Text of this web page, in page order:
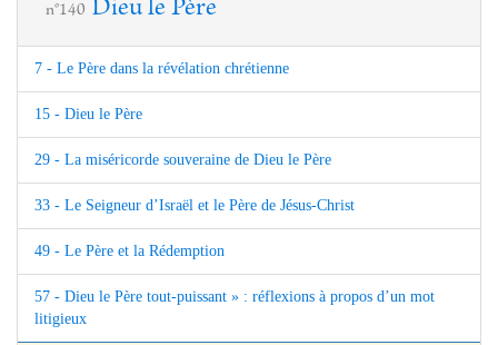
n°140 Dieu le Père
7 - Le Père dans la révélation chrétienne
15 - Dieu le Père
29 - La miséricorde souveraine de Dieu le Père
33 - Le Seigneur d’Israël et le Père de Jésus-Christ
49 - Le Père et la Rédemption
57 - Dieu le Père tout-puissant » : réflexions à propos d’un mot
litigieux